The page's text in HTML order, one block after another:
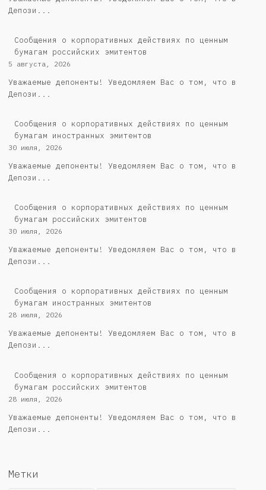
Депози...
Cообщения о корпоративных действиях по ценным
бумагам российских эмитентов
5 августа, 2026
Уважаемые депоненты! Уведомляем Вас о том, что в
Депози...
Сообщения о корпоративных действиях по ценным
бумагам иностранных эмитентов
30 июля, 2026
Уважаемые депоненты! Уведомляем Вас о том, что в
Депози...
Cообщения о корпоративных действиях по ценным
бумагам российских эмитентов
30 июля, 2026
Уважаемые депоненты! Уведомляем Вас о том, что в
Депози...
Сообщения о корпоративных действиях по ценным
бумагам иностранных эмитентов
28 июля, 2026
Уважаемые депоненты! Уведомляем Вас о том, что в
Депози...
Cообщения о корпоративных действиях по ценным
бумагам российских эмитентов
28 июля, 2026
Уважаемые депоненты! Уведомляем Вас о том, что в
Депози...
Метки